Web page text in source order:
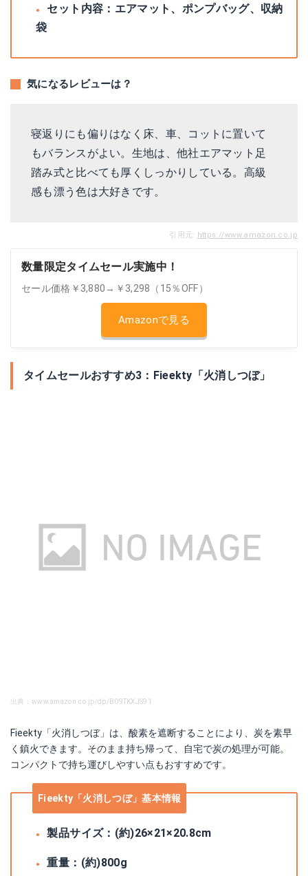
セット内容：エアマット、ポンプバッグ、収納
袋
気になるレビューは？
寝返りにも偏りはなく床、車、コットに置いて
もバランスがよい。生地は、他社エアマット足
踏み式と比べても厚くしっかりしている。高級
感も漂う色は大好きです。
引用元: https://www.amazon.co.jp
数量限定タイムセール実施中！
セール価格￥3,880→￥3,298（15％OFF）
Amazonで見る
タイムセールおすすめ3：Fieekty「火消しつぼ」
出典：www.amazon.co.jp/dp/B09TKXJS91
Fieekty「火消しつぼ」は、酸素を遮断することにより、炭を素早
く鎮火できます。そのまま持ち帰って、自宅で炭の処理が可能。
コンパクトで持ち運びしやすい点もおすすめです。
Fieekty「火消しつぼ」基本情報
製品サイズ：‎(約)26×21×20.8cm
重量：(約)800g